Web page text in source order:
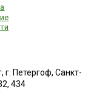
г. Петергоф, Санкт-
434